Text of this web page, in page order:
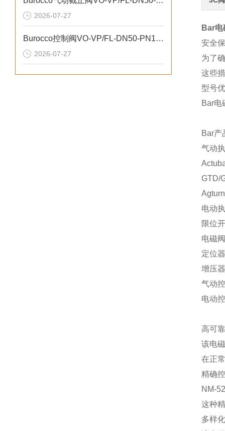
2026-07-27
Burocco控制阀VO-VP/FL-DN50-PN16二位常闭
2026-07-27
Bar
安全
为了
这些
型号
Bar电
Bar产
气动
GTD/
电动
限位
电磁阀
定位器
增压器
气动
电动
高可
该电
在正
精确
NM-
这种
多样